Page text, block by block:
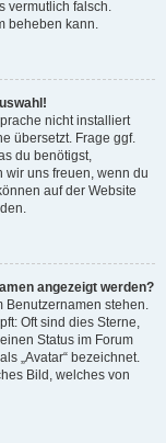
vermutlich falsch.
beheben kann.
nicht installiert
übersetzt. Frage ggf.
du benötigst,
wir uns freuen, wenn du
auf der Website
angezeigt werden?
Benutzernamen stehen.
Oft sind dies Sterne,
Status im Forum
„Avatar“ bezeichnet.
Bild, welches von